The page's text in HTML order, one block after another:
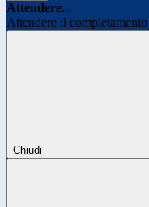
Attendere...
Attendere il
Chiudi